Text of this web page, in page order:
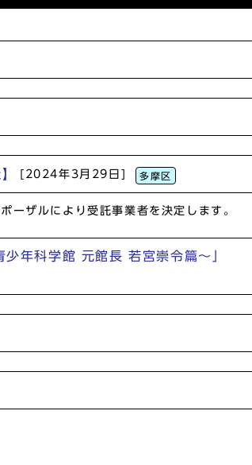
[2024年3月29日] 多摩区
ーザルにより受託事業者を決定します。
年科学館 元館長 若宮崇令篇～」